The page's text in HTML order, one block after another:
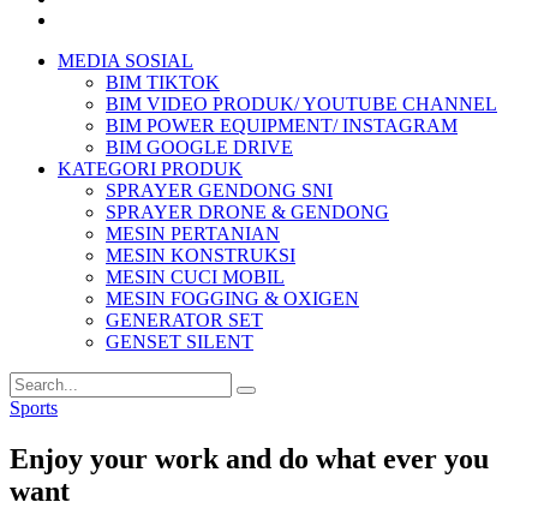
MEDIA SOSIAL
BIM TIKTOK
BIM VIDEO PRODUK/ YOUTUBE CHANNEL
BIM POWER EQUIPMENT/ INSTAGRAM
BIM GOOGLE DRIVE
KATEGORI PRODUK
SPRAYER GENDONG SNI
SPRAYER DRONE & GENDONG
MESIN PERTANIAN
MESIN KONSTRUKSI
MESIN CUCI MOBIL
MESIN FOGGING & OXIGEN
GENERATOR SET
GENSET SILENT
Sports
Enjoy your work and do what ever you
want